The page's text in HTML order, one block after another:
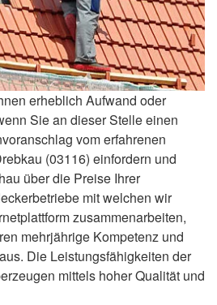
erheblich Aufwand oder
Sie an dieser Stelle einen
vom erfahrenen
(03116) einfordern und
über die Preise Ihrer
mit welchen wir
zusammenarbeiten,
mehrjährige Kompetenz und
Die Leistungsfähigkeiten der
mittels hoher Qualität und